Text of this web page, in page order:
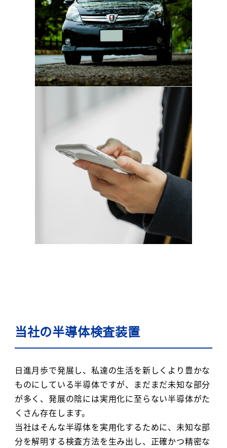
当社の半導体検査装置
日進月歩で発展し、私達の生活を新しくより豊かな
ものにしている半導体ですが、まだまだ未知な部分
が多く、発展の陰には実用化に至らない半導体がた
くさん存在します。
当社はそんな半導体を実用化するために、未知な部
分を解明する検査方法を生み出し、正確かつ精密な